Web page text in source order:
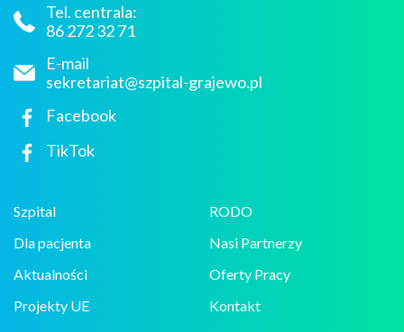
Tel. centrala:
86 272 32 71
E-mail
sekretariat@szpital-grajewo.pl
Facebook
TikTok
Szpital
Dla pacjenta
Aktualności
Projekty UE
RODO
Nasi Partnerzy
Oferty Pracy
Kontakt